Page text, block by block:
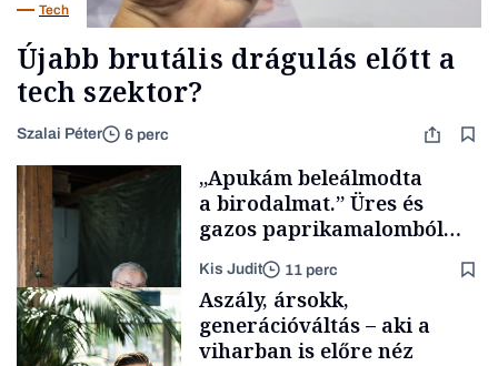
Tech
Újabb brutális drágulás előtt a
tech szektor?
Szalai Péter 6 perc
„Apukám beleálmodta
a birodalmat.” Üres és
gazos paprikamalomból
lett az igazi családi
fűszersztori
Kis Judit 11 perc
Aszály, ársokk,
generációváltás – aki a
viharban is előre néz